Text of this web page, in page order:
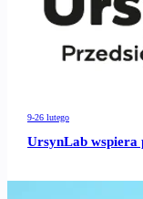
9-26 lutego
UrsynLab wspiera